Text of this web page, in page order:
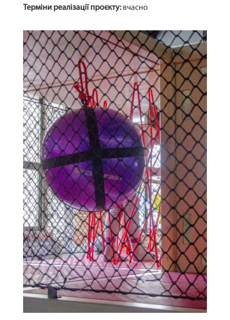
Терміни реалізації проєкту:вчасно